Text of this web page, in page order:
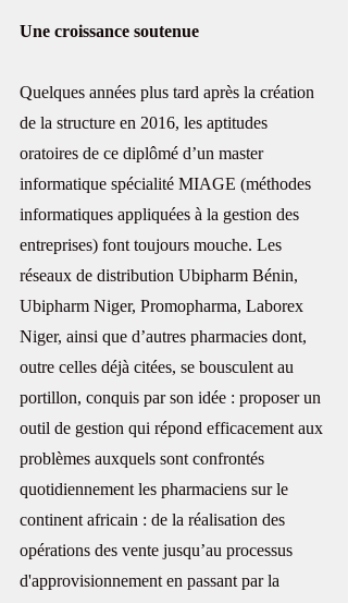
Une croissance soutenue
Quelques années plus tard après la création
de la structure en 2016, les aptitudes
oratoires de ce diplômé d’un master
informatique spécialité MIAGE (méthodes
informatiques appliquées à la gestion des
entreprises) font toujours mouche. Les
réseaux de distribution Ubipharm Bénin,
Ubipharm Niger, Promopharma, Laborex
Niger, ainsi que d’autres pharmacies dont,
outre celles déjà citées, se bousculent au
portillon, conquis par son idée : proposer un
outil de gestion qui répond efficacement aux
problèmes auxquels sont confrontés
quotidiennement les pharmaciens sur le
continent africain : de la réalisation des
opérations des vente jusqu’au processus
d'approvisionnement en passant par la